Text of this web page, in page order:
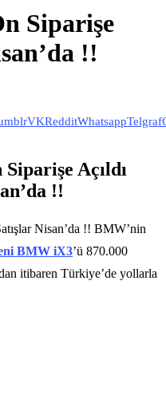
Siparişe
!!
VKRedditWhatsappTelgraf
Açıldı
!!
Nisan’da !! BMW’nin
BMW iX3’ü 870.000
itibaren Türkiye’de yollarla